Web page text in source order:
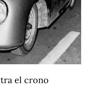
el crono